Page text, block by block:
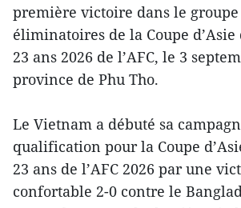
première victoire dans le groupe
éliminatoires de la Coupe d’Asie
23 ans 2026 de l’AFC, le 3
province de Phu Tho.
Le Vietnam a débuté sa
qualification pour la Coupe
23 ans de l’AFC 2026 par une
confortable 2-0 contre le